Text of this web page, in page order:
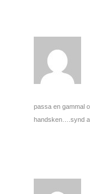
passa en gammal
handsken….synd